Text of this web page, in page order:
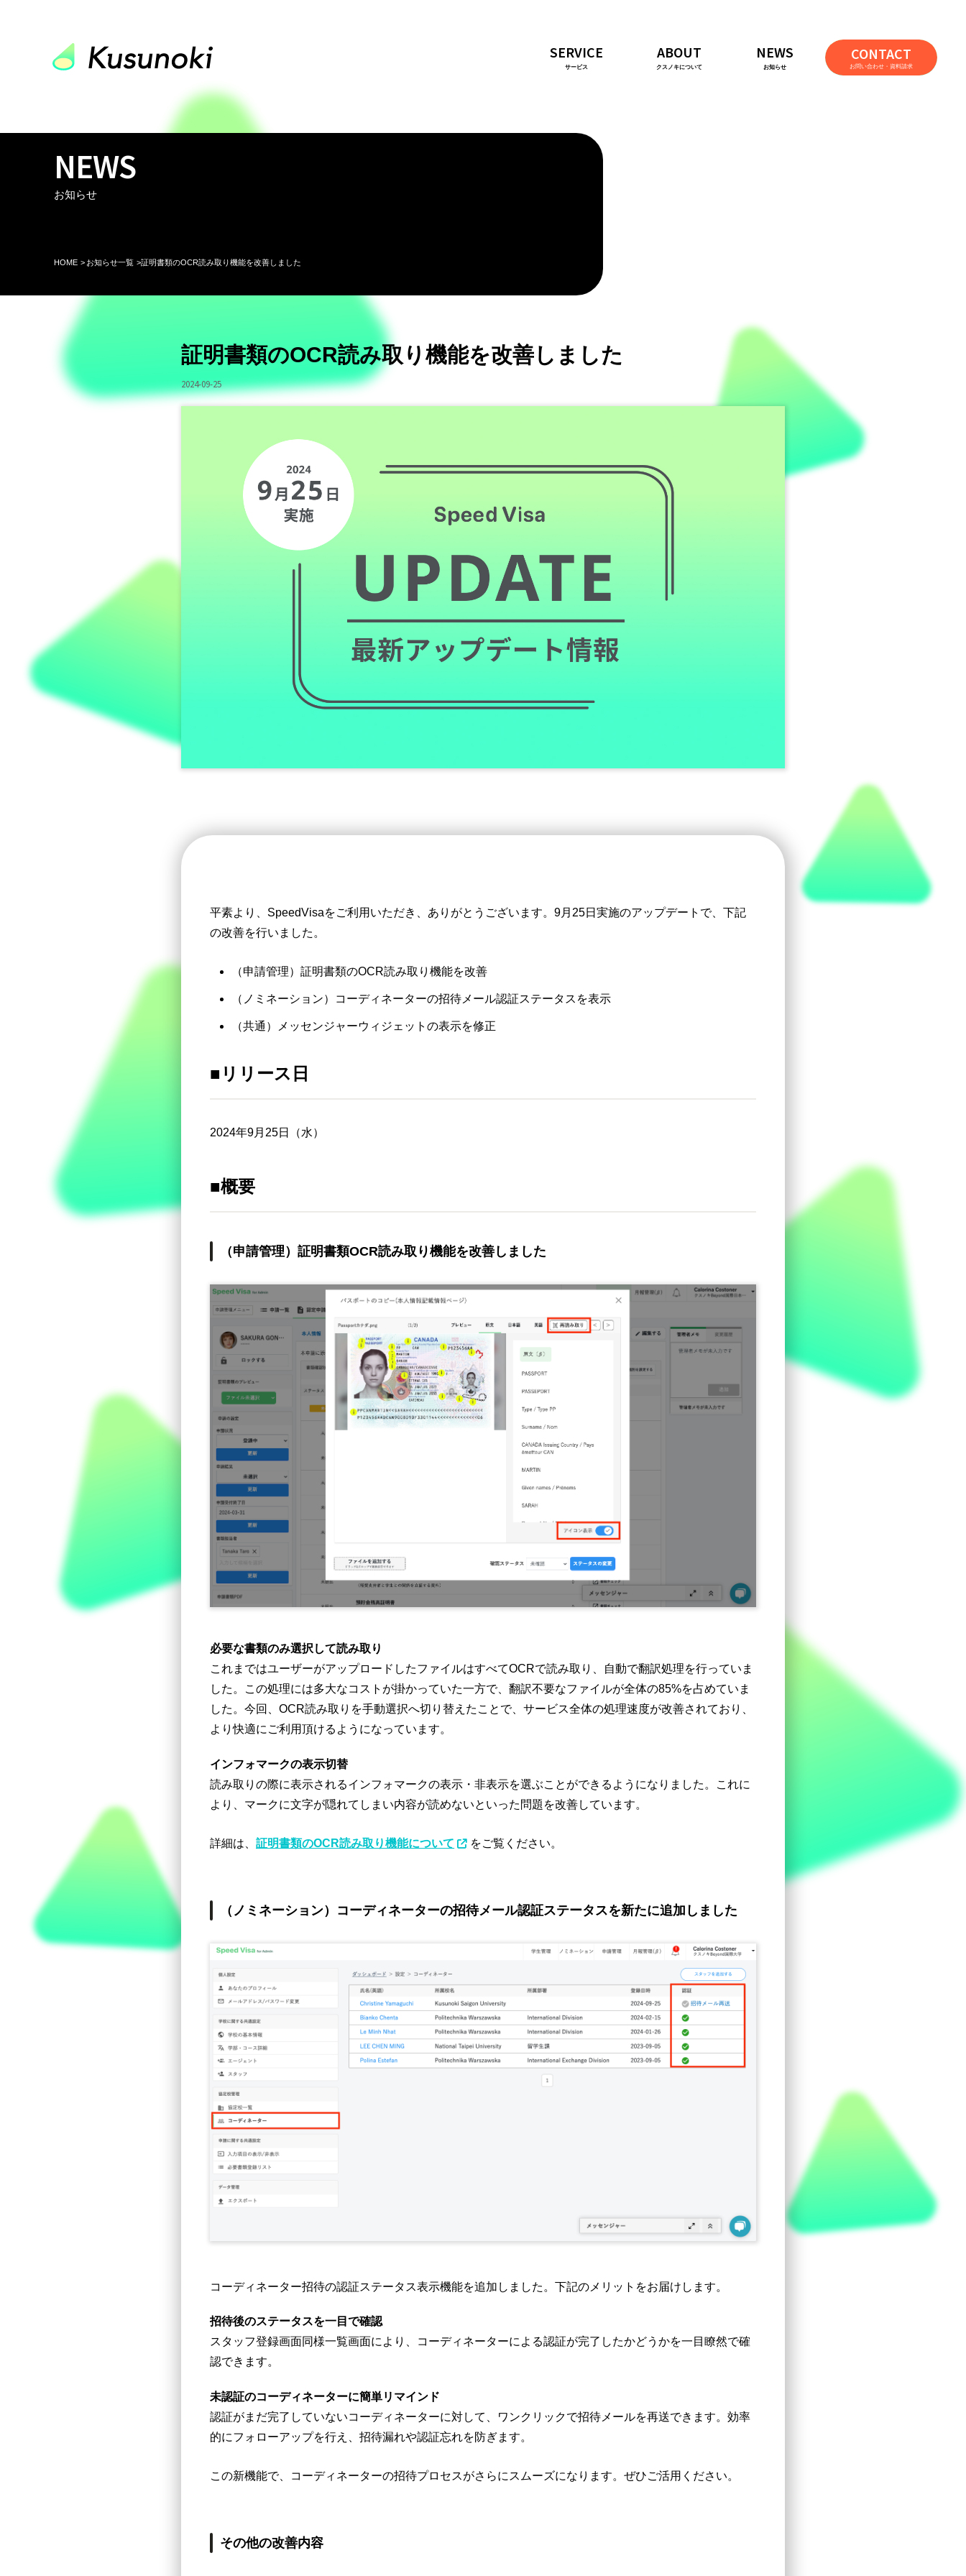
SERVICE
サービス
ABOUT
クスノキについて
NEWS
お知らせ
CONTACT
お問い合わせ・資料請求
NEWS
お知らせ
HOME > お知らせ一覧 >証明書類のOCR読み取り機能を改善しました
証明書類のOCR読み取り機能を改善しました
2024-09-25
平素より、SpeedVisaをご利用いただき、ありがとうございます。9月25日実施のアップデートで、下記
の改善を行いました。
（申請管理）証明書類のOCR読み取り機能を改善
（ノミネーション）コーディネーターの招待メール認証ステータスを表示
（共通）メッセンジャーウィジェットの表示を修正
■リリース日
2024年9月25日（水）
■概要
（申請管理）証明書類OCR読み取り機能を改善しました
必要な書類のみ選択して読み取り
これまではユーザーがアップロードしたファイルはすべてOCRで読み取り、自動で翻訳処理を行っていま
した。この処理には多大なコストが掛かっていた一方で、翻訳不要なファイルが全体の85%を占めていま
した。今回、OCR読み取りを手動選択へ切り替えたことで、サービス全体の処理速度が改善されており、
より快適にご利用頂けるようになっています。
インフォマークの表示切替
読み取りの際に表示されるインフォマークの表示・非表示を選ぶことができるようになりました。これに
より、マークに文字が隠れてしまい内容が読めないといった問題を改善しています。
詳細は、証明書類のOCR読み取り機能について をご覧ください。
（ノミネーション）コーディネーターの招待メール認証ステータスを新たに追加しました
コーディネーター招待の認証ステータス表示機能を追加しました。下記のメリットをお届けします。
招待後のステータスを一目で確認
スタッフ登録画面同様一覧画面により、コーディネーターによる認証が完了したかどうかを一目瞭然で確
認できます。
未認証のコーディネーターに簡単リマインド
認証がまだ完了していないコーディネーターに対して、ワンクリックで招待メールを再送できます。効率
的にフォローアップを行え、招待漏れや認証忘れを防ぎます。
この新機能で、コーディネーターの招待プロセスがさらにスムーズになります。ぜひご活用ください。
その他の改善内容